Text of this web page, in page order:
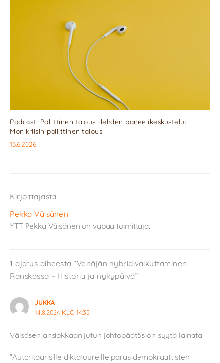
Podcast: Poliittinen talous -lehden paneelikeskustelu:
Monikriisin poliittinen talous
15.6.2026
Kirjoittajasta
Pekka Väisänen
YTT Pekka Väisänen on vapaa toimittaja.
1 ajatus aiheesta “Venäjän hybridivaikuttaminen
Ranskassa – Historia ja nykypäivä”
JUKKA
14.8.2024 KLO 14:35
Väisäsen ansiokkaan jutun johtopäätös on syytä lainata:
”Autoritaarisille diktatuureille paras demokraattisten